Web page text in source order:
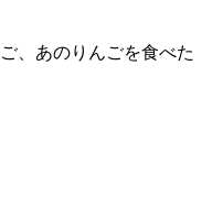
、あのりんごを食べた